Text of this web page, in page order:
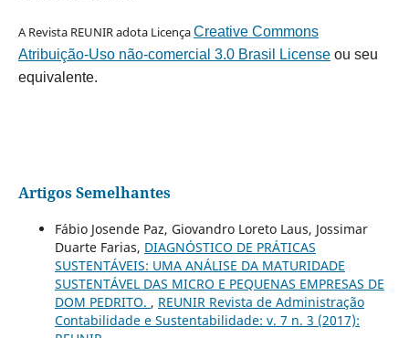
A Revista REUNIR adota LicençaCreative Commons
Atribuição-Uso não-comercial 3.0 Brasil Licenseou seu
equivalente.
Artigos Semelhantes
Fábio Josende Paz, Giovandro Loreto Laus, Jossimar
Duarte Farias, DIAGNÓSTICO DE PRÁTICAS
SUSTENTÁVEIS: UMA ANÁLISE DA MATURIDADE
SUSTENTÁVEL DAS MICRO E PEQUENAS EMPRESAS DE
DOM PEDRITO. , REUNIR Revista de Administração
Contabilidade e Sustentabilidade: v. 7 n. 3 (2017):